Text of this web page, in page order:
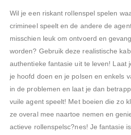
Wil je een riskant rollenspel spelen
crimineel speelt en de andere de
misschien leuk om ontvoerd en
worden? Gebruik deze realistische
authentieke fantasie uit te leven! Laat
je hoofd doen en je polsen en enkels
in de problemen en laat je dan
vuile agent speelt! Met boeien die zo
ze overal mee naartoe nemen en
actieve rollenspelsc?nes! Je fantasie